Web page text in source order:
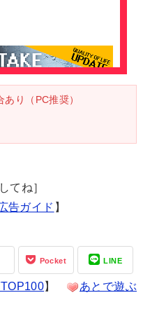
り（PC推奨）
てね］
告ガイド 】
Pocket LINE
】 あとで遊ぶ